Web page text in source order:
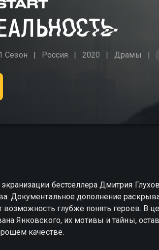
Сезон Россия 2020 Драмы
бестселлера Дмитрия
Документальное дополнение
возможность глубже понять героев. В
Янковского, их мотивы и тайны,
качестве.